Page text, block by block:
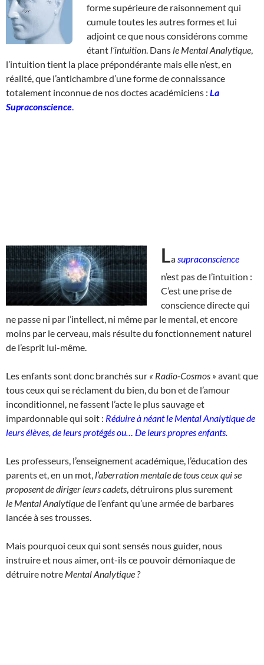
forme supérieure de raisonnement qui
cumule toutes les autres formes et lui
adjoint ce que nous considérons comme
étant l’intuition . Dans le Mental Analytique
l’intuition tient la place prépondérante mais elle n’est, en
réalité, que l’antichambre d’une forme de connaissance
totalement inconnue de nos doctes académiciens : La
Supraconscience
La supraconscience
n’est pas de l’intuition :
C’est une prise de
conscience directe qui
ne passe ni par l’intellect, ni même par le mental, et encore
moins par le cerveau, mais résulte du fonctionnement naturel
de l’esprit lui-même.
Les enfants sont donc branchés sur « Radio-Cosmos » avant que
tous ceux qui se réclament du bien, du bon et de l’amour
inconditionnel, ne fassent l’acte le plus sauvage et
impardonnable qui soit : Réduire à néant le Mental Analytique de
leurs élèves, de leurs protégés ou…
De leurs propres enfants.
Les professeurs, l’enseignement académique, l’éducation des
parents et, en un mot, l’aberration mentale de tous ceux qui se
proposent de diriger leurs cadets , détruirons plus surement
le Mental Analytiquede l’enfant qu’une armée de barbares
lancée à ses trousses.
Mais pourquoi ceux qui sont sensés nous guider, nous
instruire et nous aimer, ont-ils ce pouvoir démoniaque de
détruire notre Mental Analytique ?